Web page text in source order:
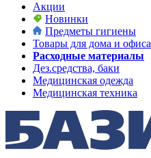
Акции
Новинки
Предметы гигиены
Товары для дома и офиса
Расходные материалы
Дез.средства, баки
Медицинская одежда
Медицинская техника